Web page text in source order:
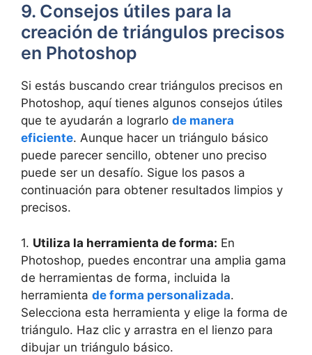
9. Consejos útiles para la
creación de triángulos precisos
en Photoshop
Si estás buscando crear triángulos precisos en
Photoshop, aquí tienes algunos consejos útiles
que te ayudarán a lograrlo de manera
eficiente. Aunque hacer un triángulo básico
puede parecer sencillo, obtener uno preciso
puede ser un desafío. Sigue los pasos a
continuación para obtener resultados limpios y
precisos.
1. Utiliza la herramienta de forma: En
Photoshop, puedes encontrar una amplia gama
de herramientas de forma, incluida la
herramienta de forma personalizada.
Selecciona esta herramienta y elige la forma de
triángulo. Haz clic y arrastra en el lienzo para
dibujar un triángulo básico.